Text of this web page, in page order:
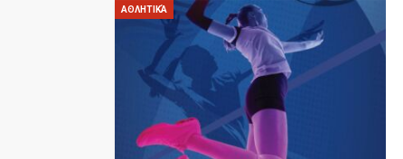
ΑΘΛΗΤΙΚΆ